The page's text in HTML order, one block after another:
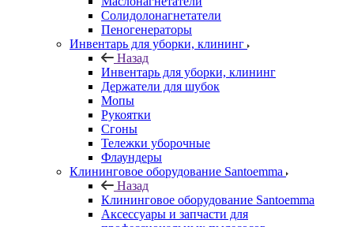
Солидолонагнетатели
Пеногенераторы
Инвентарь для уборки, клининг
Назад
Инвентарь для уборки, клининг
Держатели для шубок
Мопы
Рукоятки
Сгоны
Тележки уборочные
Флаундеры
Клининговое оборудование Santoemma
Назад
Клининговое оборудование Santoemma
Аксессуары и запчасти для